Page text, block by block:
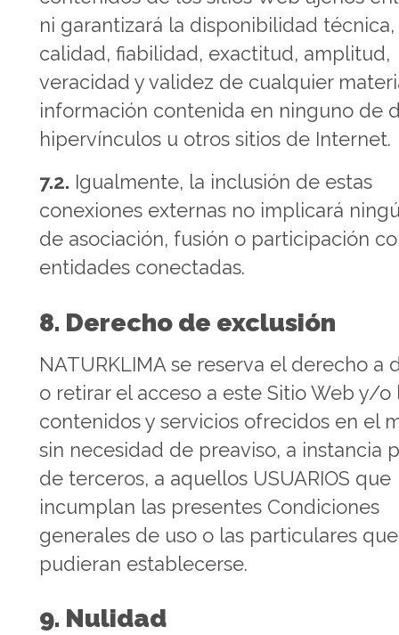
ni garantizará la disponibilidad técnica,
calidad, fiabilidad, exactitud, amplitud,
veracidad y validez de cualquier
información contenida en ninguno de
hipervínculos u otros sitios de Internet.
7.2. Igualmente, la inclusión de estas
conexiones externas no implicará
de asociación, fusión o participación
entidades conectadas.
8. Derecho de exclusión
NATURKLIMA se reserva el derecho a
o retirar el acceso a este Sitio Web y/o
contenidos y servicios ofrecidos en el
sin necesidad de preaviso, a instancia
de terceros, a aquellos USUARIOS que
incumplan las presentes Condiciones
generales de uso o las particulares que
pudieran establecerse.
9. Nulidad